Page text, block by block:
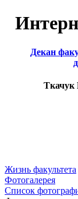
Декан
Ткачук
Жизнь факультета
Фотогалерея
Список